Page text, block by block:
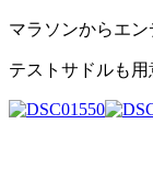
マラソンからエン
テストサドルも